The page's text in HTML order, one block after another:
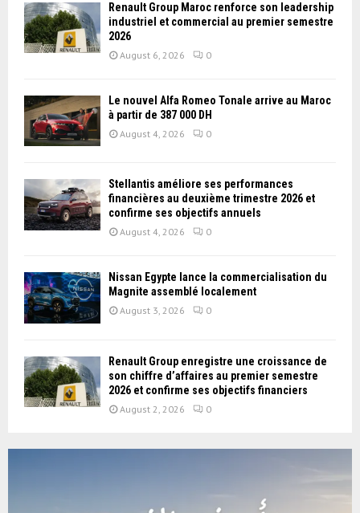
Renault Group Maroc renforce son leadership
industriel et commercial au premier semestre
2026
August 6, 2026 0
Le nouvel Alfa Romeo Tonale arrive au Maroc
à partir de 387 000 DH
August 4, 2026 0
Stellantis améliore ses performances
financières au deuxième trimestre 2026 et
confirme ses objectifs annuels
August 4, 2026 0
Nissan Égypte lance la commercialisation du
Magnite assemblé localement
August 3, 2026 0
Renault Group enregistre une croissance de
son chiffre d’affaires au premier semestre
2026 et confirme ses objectifs financiers
August 2, 2026 0